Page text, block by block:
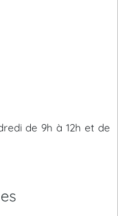
de 9h à 12h et de